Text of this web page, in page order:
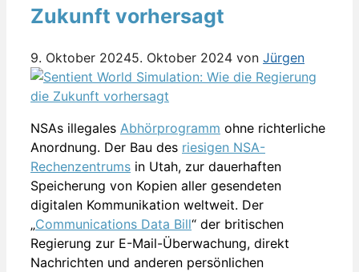
Zukunft vorhersagt
9. Oktober 20245. Oktober 2024 von Jürgen
NSAs illegales Abhörprogramm ohne richterliche
Anordnung. Der Bau des riesigen NSA-
Rechenzentrums in Utah, zur dauerhaften
Speicherung von Kopien aller gesendeten
digitalen Kommunikation weltweit. Der
„Communications Data Bill“ der britischen
Regierung zur E-Mail-Überwachung, direkt
Nachrichten und anderen persönlichen